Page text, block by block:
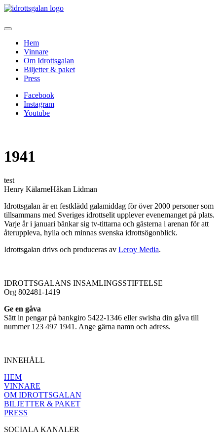
Hem
Vinnare
Om Idrottsgalan
Biljetter & paket
Press
Facebook
Instagram
Youtube
1941
test
Henry KälarneHåkan Lidman
Idrottsgalan är en festklädd galamiddag för över 2000 personer som
tillsammans med Sveriges idrottselit upplever evenemanget på plats.
Varje år i januari bänkar sig tv-tittarna och gästerna i arenan för att
återuppleva, hylla och minnas svenska idrottsögonblick.
Idrottsgalan drivs och produceras av Leroy Media.
IDROTTSGALANS INSAMLINGSSTIFTELSE
Org 802481-1419
Ge en gåva
Sätt in pengar på bankgiro 5422-1346 eller swisha din gåva till
nummer 123 497 1941. Ange gärna namn och adress.
INNEHÅLL
HEM
VINNARE
OM IDROTTSGALAN
BILJETTER & PAKET
PRESS
SOCIALA KANALER